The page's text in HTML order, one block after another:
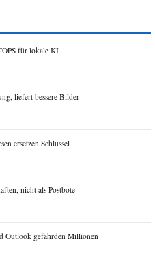
für lokale KI
liefert bessere Bilder
ersetzen Schlüssel
nicht als Postbote
Outlook gefährden Millionen